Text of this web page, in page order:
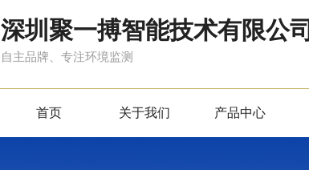
深圳聚一搏智能技术有限公司
自主品牌、专注环境监测
首页 关于我们 产品中心